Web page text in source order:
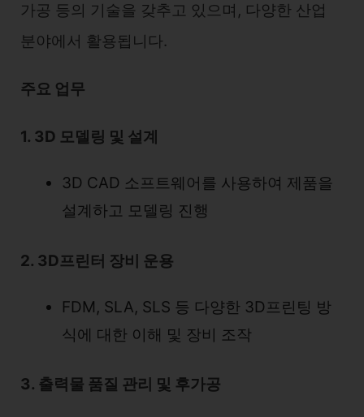
가공 등의 기술을 갖추고 있으며, 다양한 산업
분야에서 활용됩니다.
주요 업무
1. 3D 모델링 및 설계
3D CAD 소프트웨어를 사용하여 제품을
설계하고 모델링 진행
2. 3D프린터 장비 운용
FDM, SLA, SLS 등 다양한 3D프린팅 방
식에 대한 이해 및 장비 조작
3. 출력물 품질 관리 및 후가공